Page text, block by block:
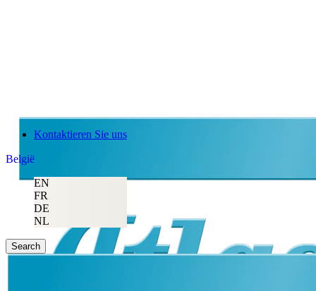
Kontaktieren Sie uns
België
EN
FR
DE
NL
Search